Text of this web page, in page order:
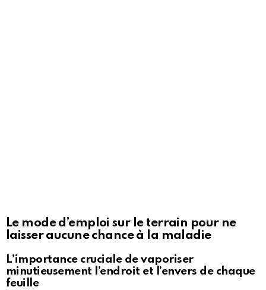
Le mode d’emploi sur le terrain pour ne
laisser aucune chance à la maladie
L’importance cruciale de vaporiser
minutieusement l’endroit et l’envers de chaque
feuille